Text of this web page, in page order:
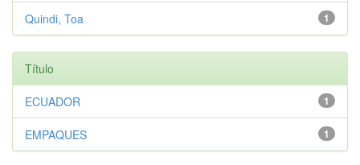
1
Quindi, Toa
Título
1
ECUADOR
1
EMPAQUES